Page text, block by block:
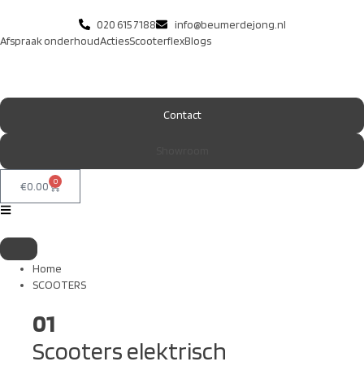
020 615 7188
info@beumerdejong.nl
Afspraak onderhoudActiesScooterflexBlogs
Contact
€0.00 0
Home
SCOOTERS
01
Scooters elektrisch